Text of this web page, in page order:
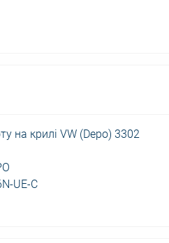
на крилі VW (Depo) 3302
UE-C